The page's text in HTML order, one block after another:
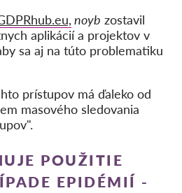
noyb zostavil
aplikácií a projektov v
sa aj na túto problematiku
prístupov má ďaleko od
masového sledovania
POUŽITIE
EPIDÉMIÍ -